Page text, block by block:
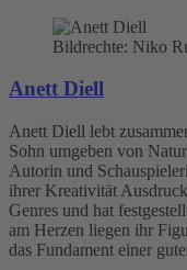
Bildrechte: Niko
Anett Diell
Anett Diell lebt
Sohn umgeben von
Autorin und
ihrer Kreativität
Genres und hat
am Herzen liegen ihr
das Fundament einer